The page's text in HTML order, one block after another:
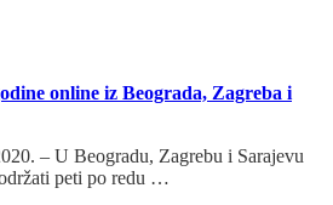
online iz Beograda, Zagreba i
– U Beogradu, Zagrebu i Sarajevu
peti po redu …